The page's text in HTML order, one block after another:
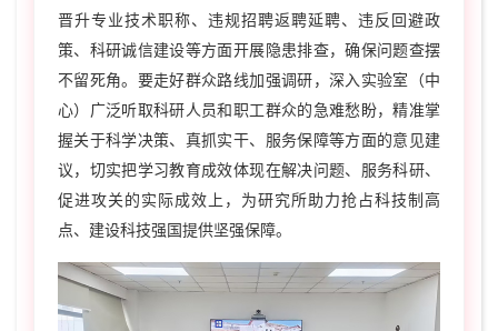
晋升专业技术职称、违规招聘返聘延聘、违反回避政
策、科研诚信建设等方面开展隐患排查，确保问题查摆
不留死角。要走好群众路线加强调研，深入实验室（中
心）广泛听取科研人员和职工群众的急难愁盼，精准掌
握关于科学决策、真抓实干、服务保障等方面的意见建
议，切实把学习教育成效体现在解决问题、服务科研、
促进攻关的实际成效上，为研究所助力抢占科技制高
点、建设科技强国提供坚强保障。